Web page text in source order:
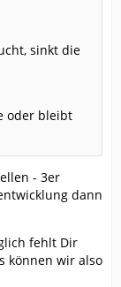
sinkt die
oder bleibt
- 3er
dann
fehlt Dir
können wir also